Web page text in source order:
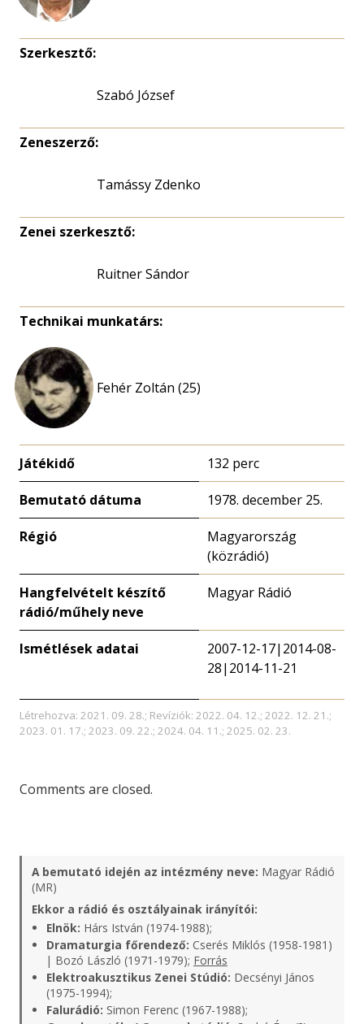
Szerkesztő:
Szabó József
Zeneszerző:
Tamássy Zdenko
Zenei szerkesztő:
Ruitner Sándor
Technikai munkatárs:
Fehér Zoltán (25)
Játékidő 132 perc
Bemutató dátuma 1978. december 25.
Régió
Magyarország
(közrádió)
Hangfelvételt készítő
rádió/műhely neve
Magyar Rádió
Ismétlések adatai
2007-12-17|2014-08-
28|2014-11-21
Létrehozva: 2021. 09. 28.; Revíziók: 2022. 04. 12.; 2022. 12. 21.;
2023. 01. 17.; 2023. 09. 22.; 2024. 04. 11.; 2025. 02. 23.
Comments are closed.
A bemutató idején az intézmény neve: Magyar Rádió
(MR)
Ekkor a rádió és osztályainak irányítói:
Elnök: Hárs István (1974-1988);
Dramaturgia főrendező: Cserés Miklós (1958-1981)
| Bozó László (1971-1979); Forrás
Elektroakusztikus Zenei Stúdió: Decsényi János
(1975-1994);
Falurádió: Simon Ferenc (1967-1988);